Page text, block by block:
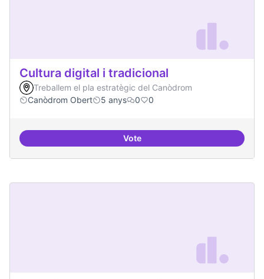
Cultura digital i tradicional
Treballem el pla estratègic del Canòdrom
Canòdrom Obert
5 anys 0 0
VoteCultura digital i tradicional